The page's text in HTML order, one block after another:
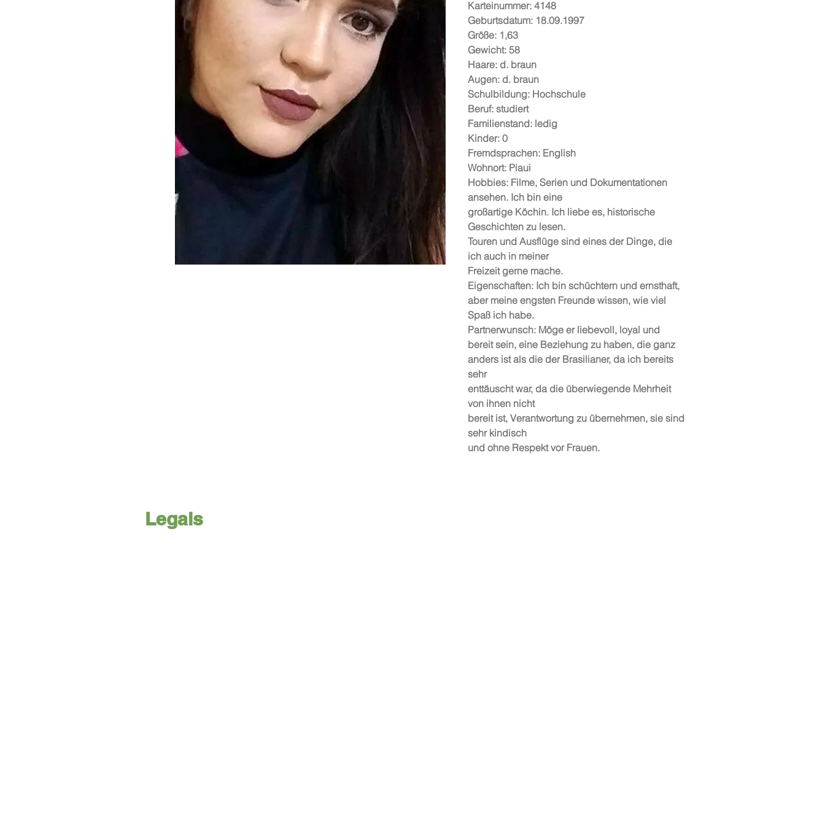
Karteinummer: 4148
Geburtsdatum: 18.09.1997
Größe: 1,63
Gewicht: 58
Haare: d. braun
Augen: d. braun
Schulbildung: Hochschule
Beruf: studiert
Familienstand: ledig
Kinder: 0
Fremdsprachen: English
Wohnort: Piaui
Hobbies: Filme, Serien und Dokumentationen
ansehen. Ich bin eine
großartige Köchin. Ich liebe es, historische
Geschichten zu lesen.
Touren und Ausflüge sind eines der Dinge, die
ich auch in meiner
Freizeit gerne mache.
Eigenschaften: Ich bin schüchtern und ernsthaft,
aber meine engsten Freunde wissen, wie viel
Spaß ich habe.
Partnerwunsch: Möge er liebevoll, loyal und
bereit sein, eine Beziehung zu haben, die ganz
anders ist als die der Brasilianer, da ich bereits
sehr
enttäuscht war, da die überwiegende Mehrheit
von ihnen nicht
bereit ist, Verantwortung zu übernehmen, sie sind
sehr kindisch
und ohne Respekt vor Frauen.
Legals